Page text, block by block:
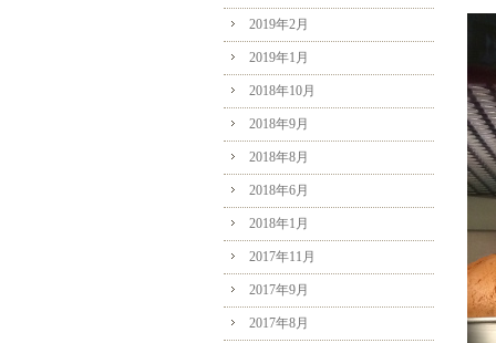
2019年2月
2019年1月
2018年10月
2018年9月
2018年8月
2018年6月
2018年1月
2017年11月
2017年9月
2017年8月